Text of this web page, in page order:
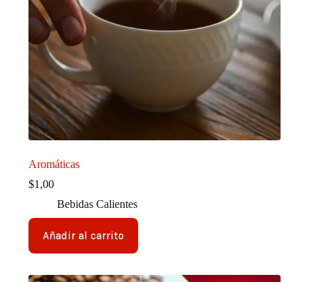
Aromáticas
$1,00
Bebidas Calientes
Añadir al carrito